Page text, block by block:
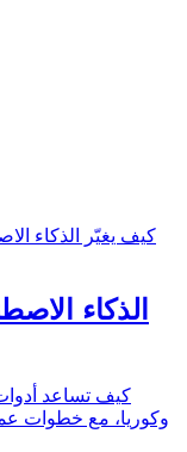
كيف يغيّر الذكاء
الذكاء
كيف تساعد